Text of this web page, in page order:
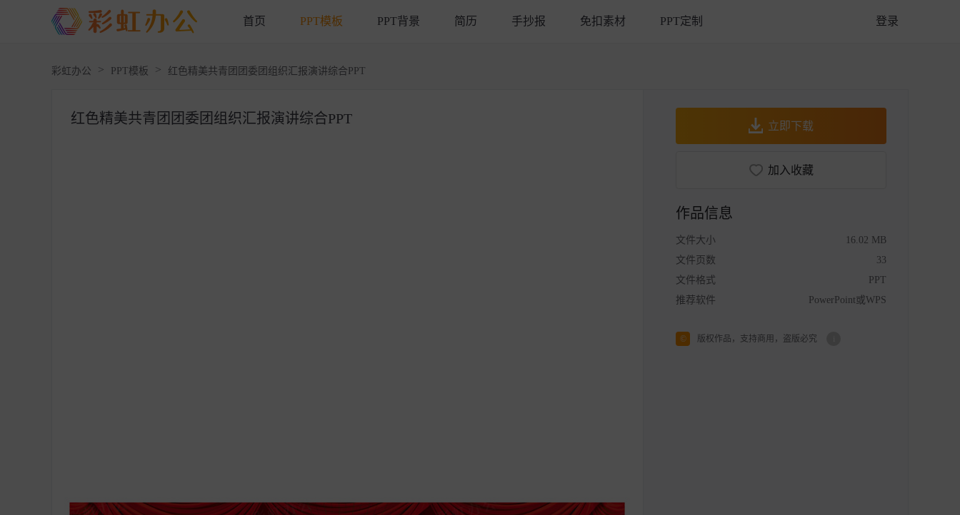
首页 PPT模板 PPT背景 简历 手抄报 免扣素材 PPT定制 登录
彩虹办公 > PPT模板 > 红色精美共青团团委团组织汇报演讲综合PPT
红色精美共青团团委团组织汇报演讲综合PPT 立即下载
加入收藏
作品信息
文件大小
16.02 MB
文件页数
33
文件格式
PPT
推荐软件
PowerPoint或WPS
© 版权作品，支持商用，盗版必究